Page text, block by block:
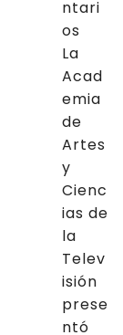
ntari
os
La
Acad
emia
de
Artes
y
Cienc
ias de
la
Telev
isión
prese
ntó